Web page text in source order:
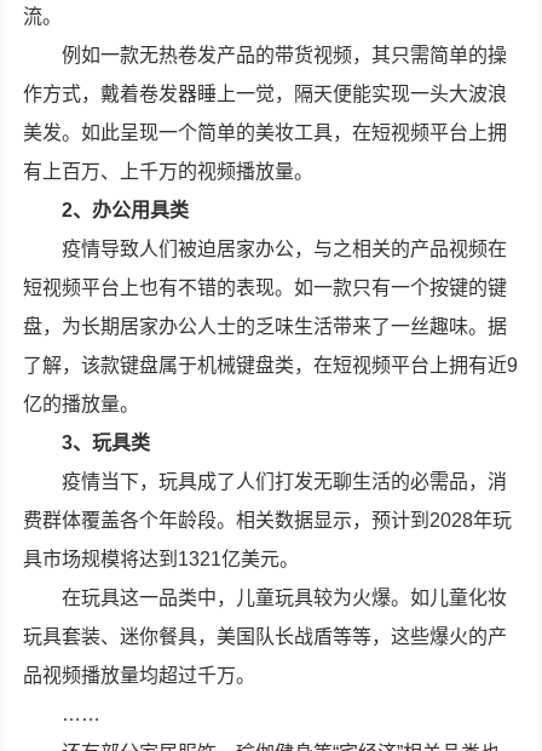
流。
例如一款无热卷发产品的带货视频，其只需简单的操
作方式，戴着卷发器睡上一觉，隔天便能实现一头大波浪
美发。如此呈现一个简单的美妆工具，在短视频平台上拥
有上百万、上千万的视频播放量。
2、办公用具类
疫情导致人们被迫居家办公，与之相关的产品视频在
短视频平台上也有不错的表现。如一款只有一个按键的键
盘，为长期居家办公人士的乏味生活带来了一丝趣味。据
了解，该款键盘属于机械键盘类，在短视频平台上拥有近9
亿的播放量。
3、玩具类
疫情当下，玩具成了人们打发无聊生活的必需品，消
费群体覆盖各个年龄段。相关数据显示，预计到2028年玩
具市场规模将达到1321亿美元。
在玩具这一品类中，儿童玩具较为火爆。如儿童化妆
玩具套装、迷你餐具，美国队长战盾等等，这些爆火的产
品视频播放量均超过千万。
……